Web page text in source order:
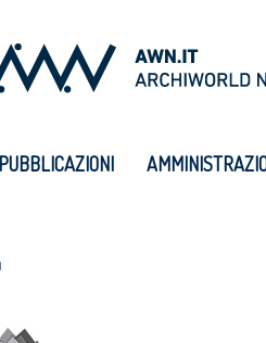
PUBBLICAZIONI